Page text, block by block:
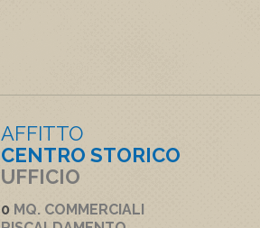
AFFITTO
CENTRO STORICO
UFFICIO
0 MQ. COMMERCIALI